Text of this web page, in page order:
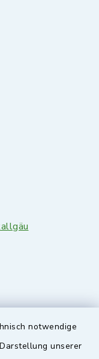
notwendige
unserer